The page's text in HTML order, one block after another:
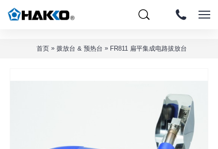
首页 » 拨放台 & 预热台 » FR811 扁平集成电路拔放台